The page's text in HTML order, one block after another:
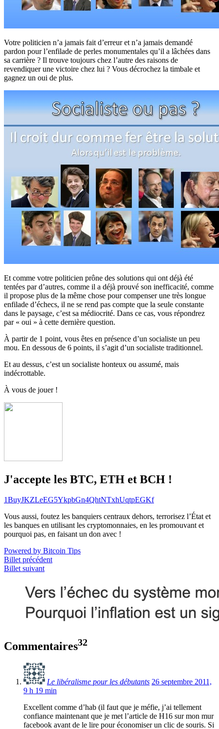
Votre politicien n’a jamais fait d’erreur et n’a jamais demandé
pardon pour l’enfilade de perles monumentales qu’il a lâchées dans
sa carrière ? Il trouve toujours chez l’autre des raisons de
revendiquer une victoire chez lui ? Vous décrochez la timbale et
gagnez un oui de plus.
Et comme votre politicien prône des solutions qui ont déjà été
tentées par d’autres, comme il a déjà prouvé son inefficacité, comme
il propose plus de la même chose pour compenser une très longue
enfilade d’échecs, il ne se rend pas compte que la seule constante
dans le paysage, c’est sa médiocrité. Dans ce cas, vous répondrez
par « oui » à cette dernière question.
À partir de 1 point, vous êtes en présence d’un socialiste un peu
mou. En dessous de 6 points, il s’agit d’un socialiste traditionnel.
Et au dessus, c’est un socialiste honteux ou assumé, mais
indécrottable.
À vous de jouer !
J'accepte les BTC, ETH et BCH !
1BuyJKZLeEG5YkpbGn4QhtNTxhUqtpEGKf
Vous aussi, foutez les banquiers centraux dehors, terrorisez l’État et
les banques en utilisant les cryptomonnaies, en les promouvant et
pourquoi pas, en faisant un don avec !
Powered by Bitcoin Tips
Billet précédent
Billet suivant
Commentaires32
Le libéralisme pour les débutants 26 septembre 2011,
9 h 19 min
Excellent comme d’hab (il faut que je méfie, j’ai tellement
confiance maintenant que je met l’article de H16 sur mon mur
facebook avant de le lire pour économiser un clic de souris. Si